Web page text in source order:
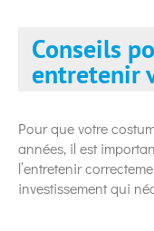
Conseils
entretenir
Pour que votre
années, il est
l’entretenir
investissement qui